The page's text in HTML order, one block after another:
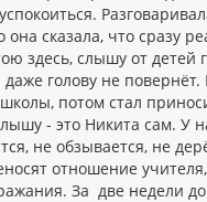
сказала, что сразу
здесь, слышу от детей
даже голову не
потом стал
- это Никита сам. У
не обзывается, не
отношение
За две недели